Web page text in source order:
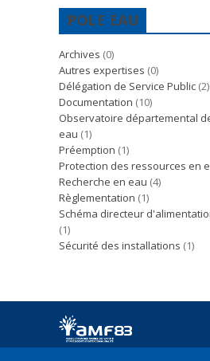
POLE EAU
Archives (0)
Autres expertises (0)
Délégation de Service Public (2)
Documentation (10)
Observatoire départemental
eau (1)
Préemption (1)
Protection des ressources en
Recherche en eau (4)
Règlementation (1)
Schéma directeur
(1)
Sécurité des installations (1)